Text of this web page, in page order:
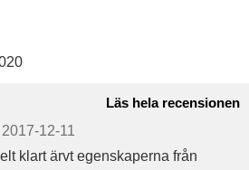
Läs hela recensionen
2017-12-11
klart ärvt egenskaperna från